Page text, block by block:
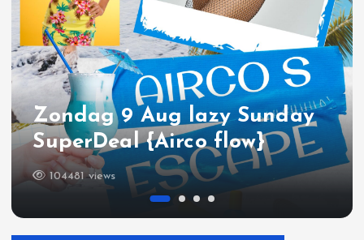
Zondag 9 Aug lazy Sunday
SuperDeal {Airco flow}
104481 views